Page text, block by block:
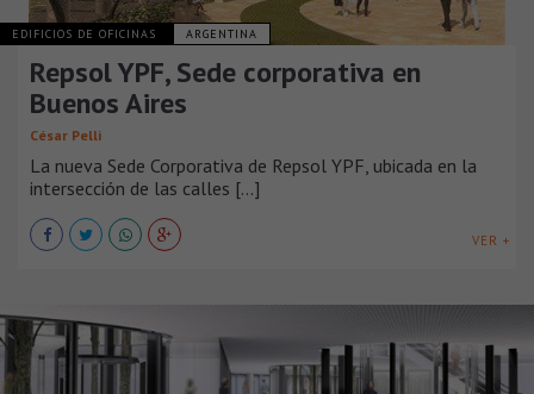
EDIFICIOS DE OFICINAS ARGENTINA
Repsol YPF, Sede corporativa en
Buenos Aires
César Pelli
La nueva Sede Corporativa de Repsol YPF, ubicada en la
intersección de las calles [...]
VER +